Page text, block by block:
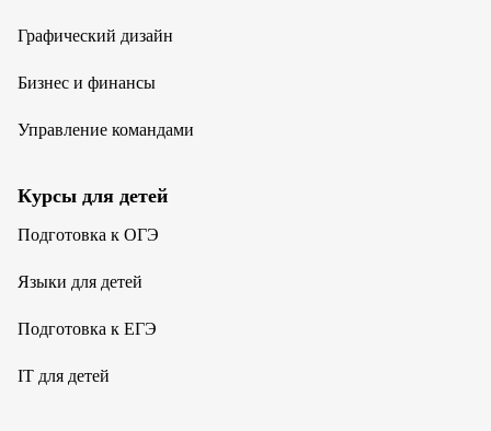
Графический дизайн
Бизнес и финансы
Управление командами
Курсы для детей
Подготовка к ОГЭ
Языки для детей
Подготовка к ЕГЭ
IT для детей